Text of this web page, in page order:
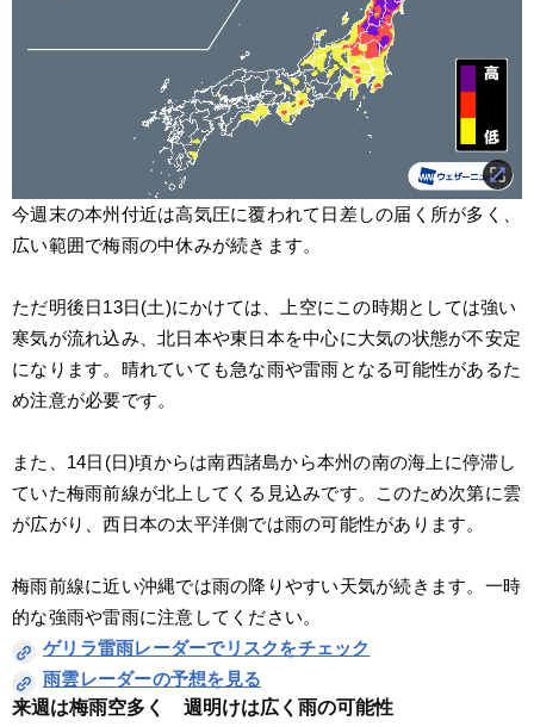
今週末の本州付近は高気圧に覆われて日差しの届く所が多く、
広い範囲で梅雨の中休みが続きます。
ただ明後日13日(土)にかけては、上空にこの時期としては強い
寒気が流れ込み、北日本や東日本を中心に大気の状態が不安定
になります。晴れていても急な雨や雷雨となる可能性があるた
め注意が必要です。
また、14日(日)頃からは南西諸島から本州の南の海上に停滞し
ていた梅雨前線が北上してくる見込みです。このため次第に雲
が広がり、西日本の太平洋側では雨の可能性があります。
梅雨前線に近い沖縄では雨の降りやすい天気が続きます。一時
的な強雨や雷雨に注意してください。
ゲリラ雷雨レーダーでリスクをチェック
雨雲レーダーの予想を見る
来週は梅雨空多く　週明けは広く雨の可能性